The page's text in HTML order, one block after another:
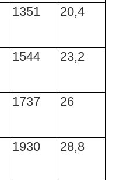
1351 20,4
1544 23,2
1737 26
1930 28,8